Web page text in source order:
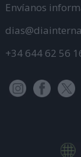
Envíanos
+34 644 62 56